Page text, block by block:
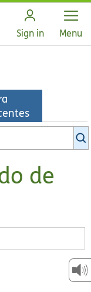
Sign in Open
Menu
de